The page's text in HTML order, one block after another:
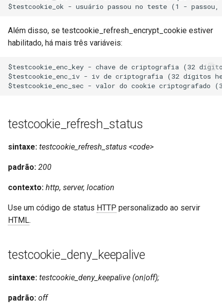
Além disso, se testcookie_refresh_encrypt_cookie estiver
habilitado, há mais três variáveis:
$testcookie_enc_key - chave de criptografia (32
$testcookie_enc_iv - iv de criptografia (32 dígitos
testcookie_refresh_status
sintaxe: testcookie_refresh_status <code>
padrão: 200
contexto: http, server, location
Use um código de status HTTP personalizado ao servir
HTML.
testcookie_deny_keepalive
sintaxe: testcookie_deny_keepalive (on|off);
padrão: off